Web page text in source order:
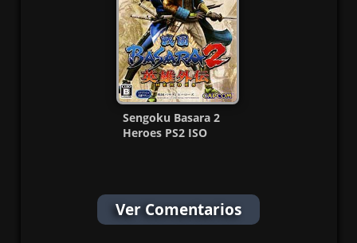
Sengoku Basara 2
Heroes PS2 ISO
Ver Comentarios